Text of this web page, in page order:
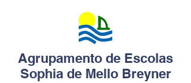
Agrupamento de Escolas
Sophia de Mello Breyner